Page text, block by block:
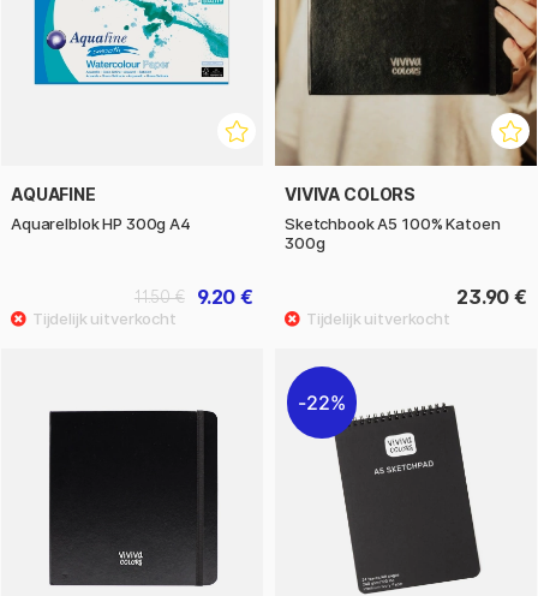
AQUAFINE
Aquarelblok HP 300g A4
9.20 €
11.50 €
VIVIVA COLORS
Sketchbook A5 100% Katoen
300g
23.90 €
22%